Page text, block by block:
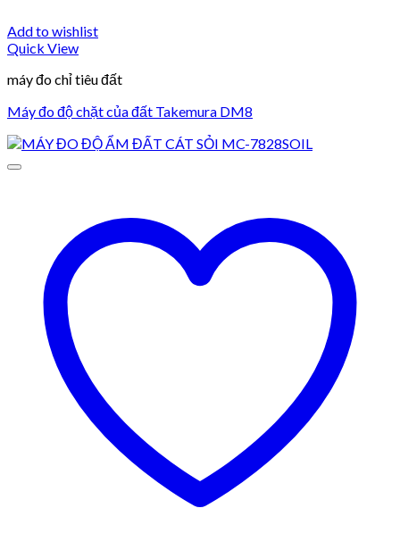
Add to wishlist
Quick View
máy đo chỉ tiêu đất
Máy đo độ chặt của đất Takemura DM8